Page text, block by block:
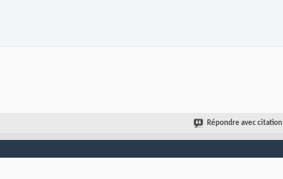
Répondre avec citation